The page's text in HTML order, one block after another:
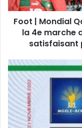
Foot | Mondial
la 4e marche
satisfaisant